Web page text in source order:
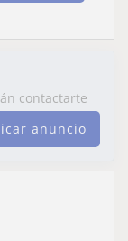
contactarte
anuncio